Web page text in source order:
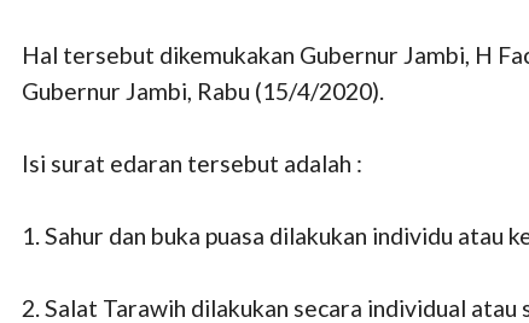
Hal tersebut dikemukakan Gubernur Jambi, H
Gubernur Jambi, Rabu (15/4/2020).
Isi surat edaran tersebut adalah :
1. Sahur dan buka puasa dilakukan individu atau
2. Salat Tarawih dilakukan secara individual